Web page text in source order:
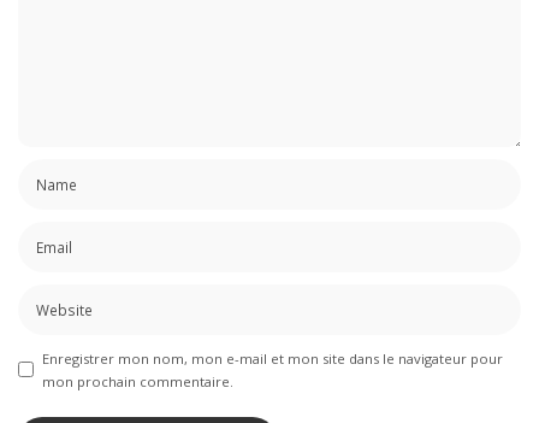
Enregistrer mon nom, mon e-mail et mon site dans le navigateur pour
mon prochain commentaire.